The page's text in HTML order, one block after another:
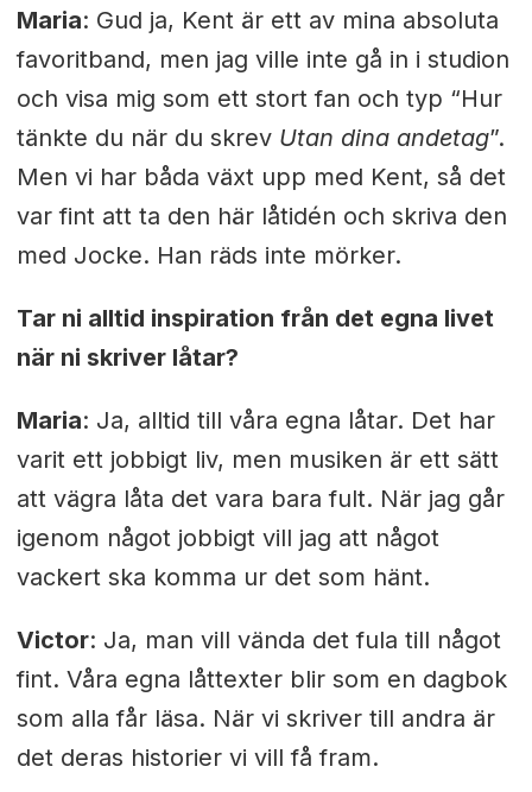
Maria: Gud ja, Kent är ett av mina absoluta
favoritband, men jag ville inte gå in i studion
och visa mig som ett stort fan och typ “Hur
tänkte du när du skrev Utan dina andetag”.
Men vi har båda växt upp med Kent, så det
var fint att ta den här låtidén och skriva den
med Jocke. Han räds inte mörker.
Tar ni alltid inspiration från det egna livet
när ni skriver låtar?
Maria: Ja, alltid till våra egna låtar. Det har
varit ett jobbigt liv, men musiken är ett sätt
att vägra låta det vara bara fult. När jag går
igenom något jobbigt vill jag att något
vackert ska komma ur det som hänt.
Victor: Ja, man vill vända det fula till något
fint. Våra egna låttexter blir som en dagbok
som alla får läsa. När vi skriver till andra är
det deras historier vi vill få fram.